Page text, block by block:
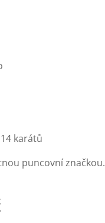
karátů
puncovní značkou.